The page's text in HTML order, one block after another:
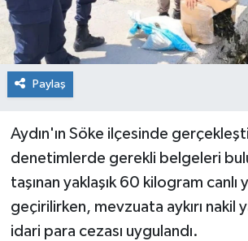
Paylaş
Aydın'ın Söke ilçesinde
denetimlerde gerekli belgeleri
taşınan yaklaşık 60 kilogram canlı
geçirilirken, mevzuata aykırı nakil
idari para cezası uygulandı.